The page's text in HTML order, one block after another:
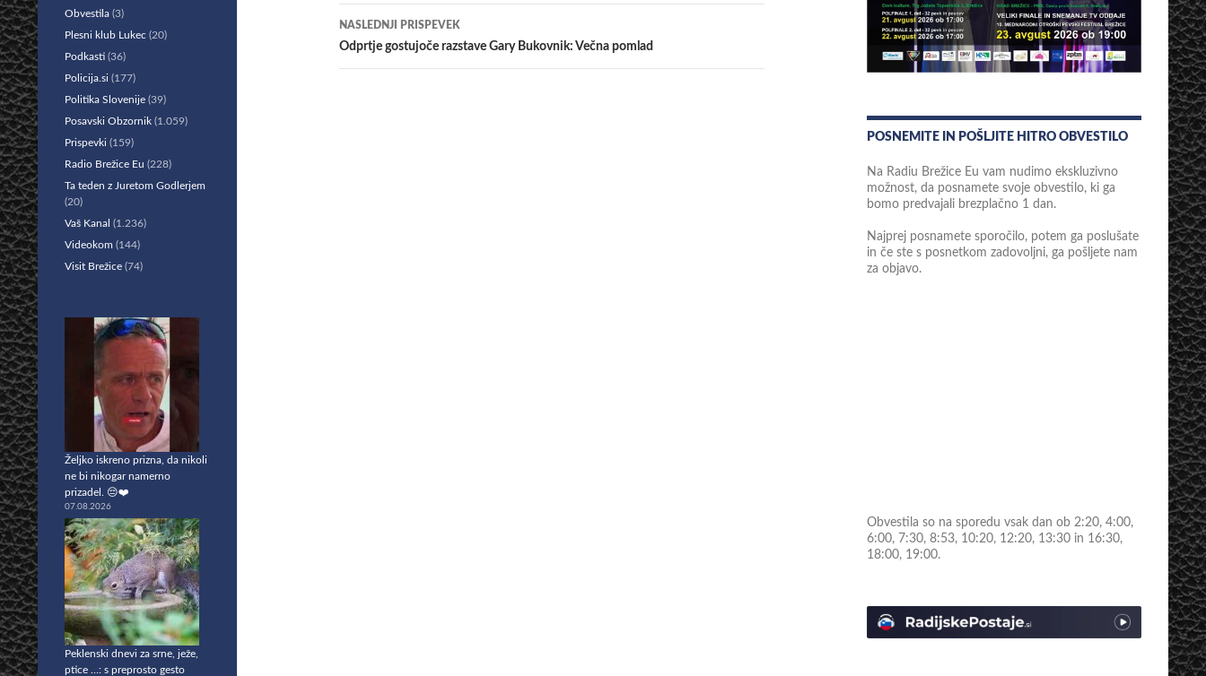
prispevkih
NASLEDNJI PRISPEVEK
Odprtje gostujoče razstave Gary Bukovnik: Večna pomlad
POSNEMITE IN POŠLJITE HITRO OBVESTILO
Na Radiu Brežice Eu vam nudimo ekskluzivno
možnost, da posnamete svoje obvestilo, ki ga
bomo predvajali brezplačno 1 dan.
Najprej posnamete sporočilo, potem ga poslušate
in če ste s posnetkom zadovoljni, ga pošljete nam
za objavo.
Obvestila so na sporedu vsak dan ob 2:20, 4:00,
6:00, 7:30, 8:53, 10:20, 12:20, 13:30 in 16:30,
18:00, 19:00.
Obvestila (3)
Plesni klub Lukec (20)
Podkasti (36)
Policija.si (177)
Politika Slovenije (39)
Posavski Obzornik (1.059)
Prispevki (159)
Radio Brežice Eu (228)
Ta teden z Juretom Godlerjem
(20)
Vaš Kanal (1.236)
Videokom (144)
Visit Brežice (74)
Željko iskreno prizna, da nikoli
ne bi nikogar namerno
prizadel. 😔❤️
07.08.2026
Peklenski dnevi za srne, ježe,
ptice …: s preprosto gesto